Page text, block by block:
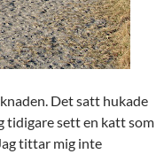
Det satt hukade
tidigare sett en katt som
tittar mig inte